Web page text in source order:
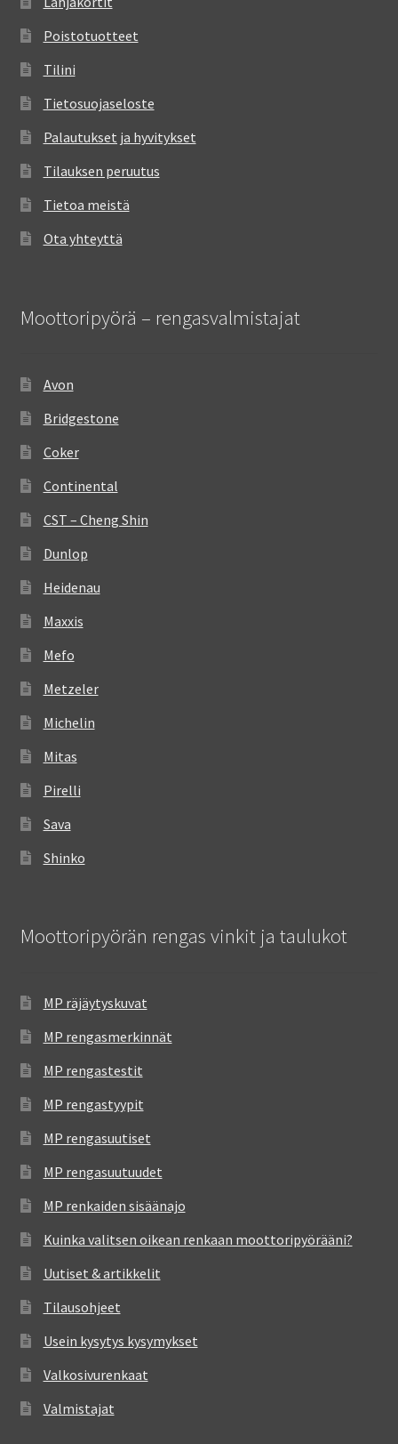
Poistotuotteet
Tilini
Tietosuojaseloste
Palautukset ja hyvitykset
Tilauksen peruutus
Tietoa meistä
Ota yhteyttä
Moottoripyörä – rengasvalmistajat
Avon
Bridgestone
Coker
Continental
CST – Cheng Shin
Dunlop
Heidenau
Maxxis
Mefo
Metzeler
Michelin
Mitas
Pirelli
Sava
Shinko
Moottoripyörän rengas vinkit ja taulukot
MP räjäytyskuvat
MP rengasmerkinnät
MP rengastestit
MP rengastyypit
MP rengasuutiset
MP rengasuutuudet
MP renkaiden sisäänajo
Kuinka valitsen oikean renkaan moottoripyörääni?
Uutiset & artikkelit
Tilausohjeet
Usein kysytys kysymykset
Valkosivurenkaat
Valmistajat